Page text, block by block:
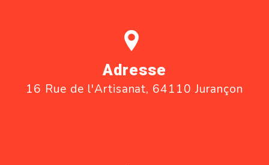
Adresse
16 Rue de l'Artisanat, 64110 Jurançon